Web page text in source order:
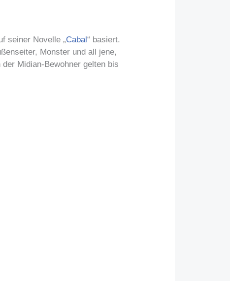
seiner Novelle „Cabal“ basiert.
Monster und all jene,
Midian-Bewohner gelten bis